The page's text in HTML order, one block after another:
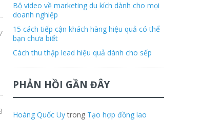
Bộ video về marketing du kích dành cho mọi
doanh nghiệp
15 cách tiếp cận khách hàng hiệu quả có thể
bạn chưa biết
Cách thu thập lead hiệu quả dành cho sếp
PHẢN HỒI GẦN ĐÂY
Hoàng Quốc Uytrong Tạo hợp đồng lao